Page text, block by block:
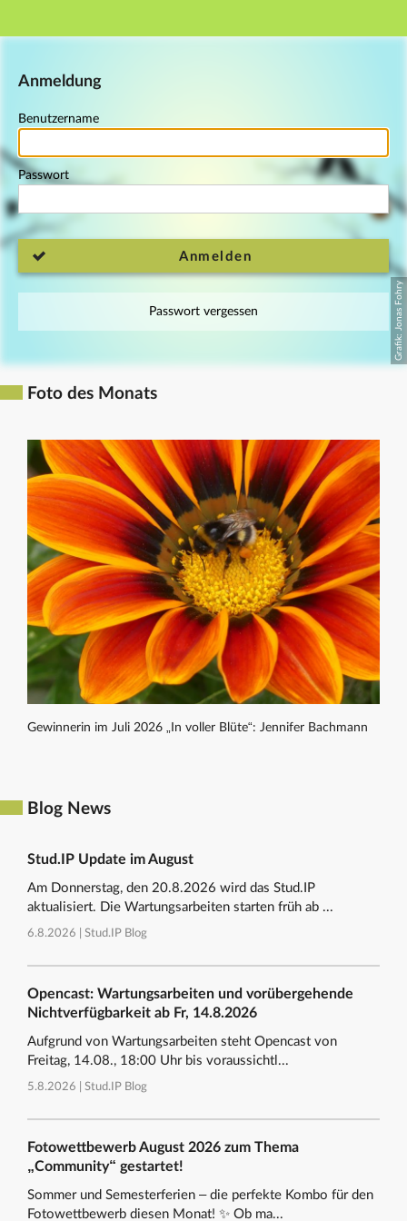
Hauptnavigation
Anmeldung
Benutzername
Passwort
Anmelden
Passwort vergessen
Foto des Monats
Gewinnerin im Juli 2026 „In voller Blüte“: Jennifer Bachmann
Blog News
Stud.IP Update im August
Am Donnerstag, den 20.8.2026 wird das Stud.IP
aktualisiert. Die Wartungsarbeiten starten früh ab ...
6.8.2026 | Stud.IP Blog
Opencast: Wartungsarbeiten und vorübergehende
Nichtverfügbarkeit ab Fr, 14.8.2026
Aufgrund von Wartungsarbeiten steht Opencast von
Freitag, 14.08., 18:00 Uhr bis voraussichtl...
5.8.2026 | Stud.IP Blog
Fotowettbewerb August 2026 zum Thema
„Community“ gestartet!
Sommer und Semesterferien – die perfekte Kombo für den
Fotowettbewerb diesen Monat! ✨ Ob ma...